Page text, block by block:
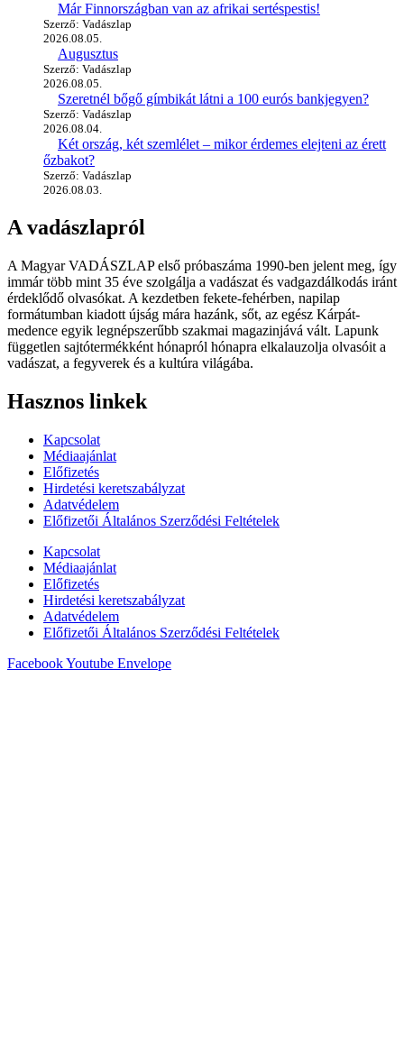
Már Finnországban van az afrikai sertéspestis!
Szerző: Vadászlap
2026.08.05.
Augusztus
Szerző: Vadászlap
2026.08.05.
Szeretnél bőgő gímbikát látni a 100 eurós bankjegyen?
Szerző: Vadászlap
2026.08.04.
Két ország, két szemlélet – mikor érdemes elejteni az érett
őzbakot?
Szerző: Vadászlap
2026.08.03.
A vadászlapról
A Magyar VADÁSZLAP első próbaszáma 1990-ben jelent meg, így
immár több mint 35 éve szolgálja a vadászat és vadgazdálkodás iránt
érdeklődő olvasókat. A kezdetben fekete-fehérben, napilap
formátumban kiadott újság mára hazánk, sőt, az egész Kárpát-
medence egyik legnépszerűbb szakmai magazinjává vált. Lapunk
független sajtótermékként hónapról hónapra elkalauzolja olvasóit a
vadászat, a fegyverek és a kultúra világába.
Hasznos linkek
Kapcsolat
Médiaajánlat
Előfizetés
Hirdetési keretszabályzat
Adatvédelem
Előfizetői Általános Szerződési Feltételek
Kapcsolat
Médiaajánlat
Előfizetés
Hirdetési keretszabályzat
Adatvédelem
Előfizetői Általános Szerződési Feltételek
FacebookYoutube Envelope